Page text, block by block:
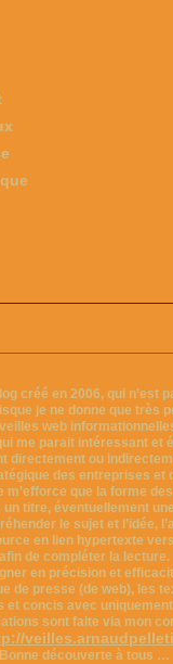
créé en 2006, qui n’est
je ne donne que très
web
me parait intéressant et
directement ou
des entreprises et
m’efforce que la forme
titre, éventuellement
le sujet et l’idée,
en lien hypertexte
afin de compléter la lecture.
en précision et
de presse (de web), les
concis avec uniquement
sont faite via mon
Bonne découverte à tous …